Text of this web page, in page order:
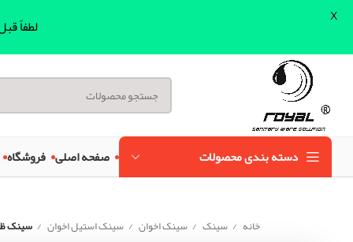
دسته بندی محصولات صفحه اصلی فروشگاه
خانه سینک سینک اخوان سینک استیل اخوان سینک
لطفاً X